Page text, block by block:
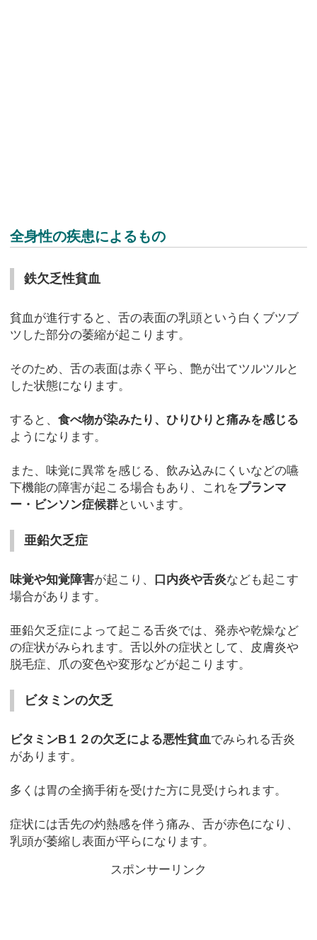
全身性の疾患によるもの
鉄欠乏性貧血
貧血が進行すると、舌の表面の乳頭という白くブツブ
ツした部分の萎縮が起こります。
そのため、舌の表面は赤く平ら、艶が出てツルツルと
した状態になります。
すると、食べ物が染みたり、ひりひりと痛みを感じる
ようになります。
また、味覚に異常を感じる、飲み込みにくいなどの嚥
下機能の障害が起こる場合もあり、これをプランマ
ー・ビンソン症候群といいます。
亜鉛欠乏症
味覚や知覚障害が起こり、 口内炎や舌炎なども起こす
場合があります。
亜鉛欠乏症によって起こる舌炎では、発赤や乾燥など
の症状がみられます。舌以外の症状として、皮膚炎や
脱毛症、爪の変色や変形などが起こります。
ビタミンの欠乏
ビタミンB１２の欠乏による悪性貧血でみられる舌炎
があります。
多くは胃の全摘手術を受けた方に見受けられます。
症状には舌先の灼熱感を伴う痛み、舌が赤色になり、
乳頭が萎縮し表面が平らになります。
スポンサーリンク